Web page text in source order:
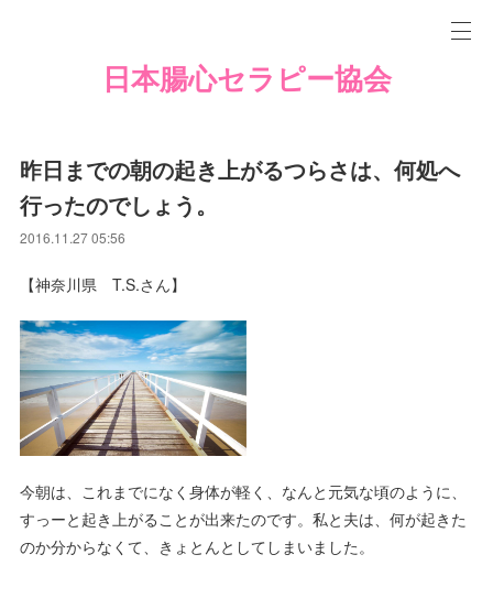
日本腸心セラピー協会
昨日までの朝の起き上がるつらさは、何処へ
行ったのでしょう。
2016.11.27 05:56
​【神奈川県 T.S.さん】
今朝は、これまでになく身体が軽く、なんと元気な頃のように、
すっーと起き上がることが出来たのです。私と夫は、何が起きた
のか分からなくて、きょとんとしてしまいました。